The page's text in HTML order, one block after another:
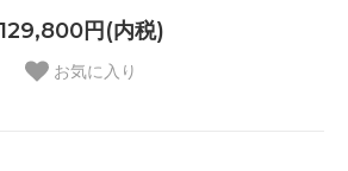
129,800円(内税)
お気に入り